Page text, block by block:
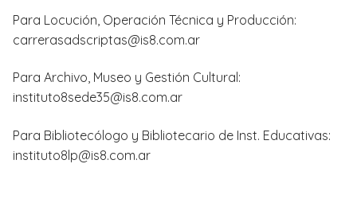
Para Locución, Operación Técnica y Producción:
carrerasadscriptas@is8.com.ar
Para Archivo, Museo y Gestión Cultural:
instituto8sede35@is8.com.ar
Para Bibliotecólogo y Bibliotecario de Inst. Educativas:
instituto8lp@is8.com.ar